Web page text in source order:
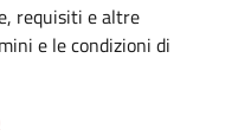
requisiti e altre
e le condizioni di